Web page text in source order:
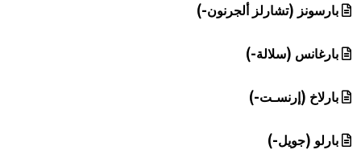
بارسونز (تشارلز ألجرنون-)
بارغانس (سلالة-)
بارلاخ (إرنسـت-)
بارلو (جويل-)